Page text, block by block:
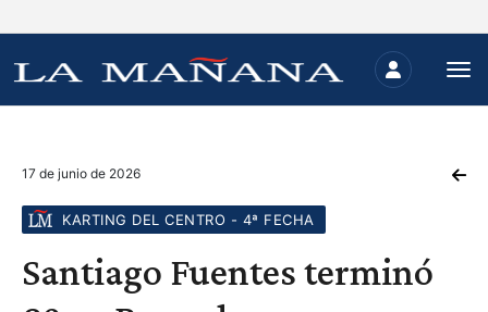
17 de junio de 2026
KARTING DEL CENTRO - 4ª FECHA
Santiago Fuentes terminó